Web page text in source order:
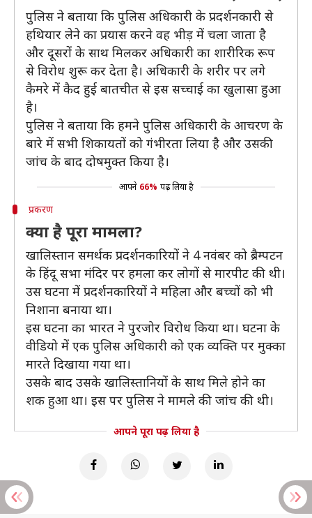
पुलिस ने बताया कि पुलिस अधिकारी के प्रदर्शनकारी से
हथियार लेने का प्रयास करने वह भीड़ में चला जाता है
और दूसरों के साथ मिलकर अधिकारी का शारीरिक रूप
से विरोध शुरू कर देता है। अधिकारी के शरीर पर लगे
कैमरे में कैद हुई बातचीत से इस सच्चाई का खुलासा हुआ
है।
पुलिस ने बताया कि हमने पुलिस अधिकारी के आचरण के
बारे में सभी शिकायतों को गंभीरता लिया है और उसकी
जांच के बाद दोषमुक्त किया है।
आपने 66% पढ़ लिया है
प्रकरण
क्या है पूरा मामला?
खालिस्तान समर्थक प्रदर्शनकारियों ने 4 नवंबर को ब्रैम्पटन
के हिंदू सभा मंदिर पर हमला कर लोगों से मारपीट की थी।
उस घटना में प्रदर्शनकारियों ने महिला और बच्चों को भी
निशाना बनाया था।
इस घटना का भारत ने पुरजोर विरोध किया था। घटना के
वीडियो में एक पुलिस अधिकारी को एक व्यक्ति पर मुक्का
मारते दिखाया गया था।
उसके बाद उसके खालिस्तानियों के साथ मिले होने का
शक हुआ था। इस पर पुलिस ने मामले की जांच की थी।
आपने पूरा पढ़ लिया है